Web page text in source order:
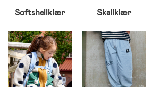
Softshellklær Skallklær